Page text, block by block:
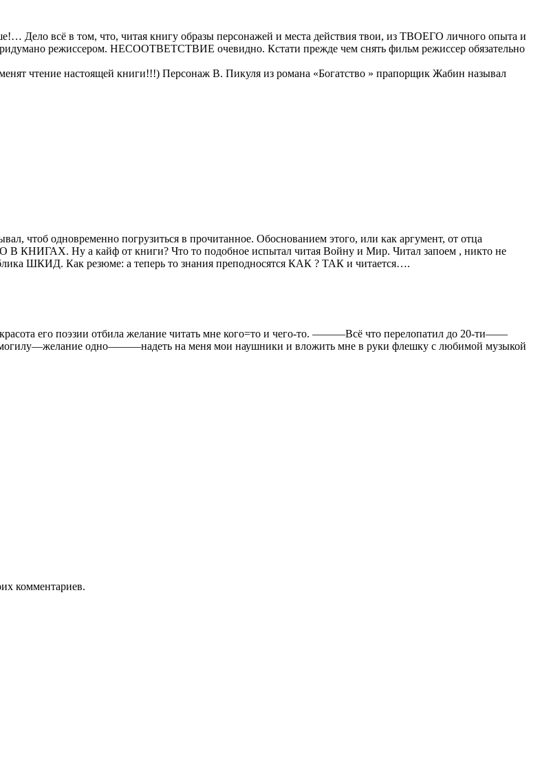
Дело всё в том, что, читая книгу образы персонажей и места действия твои, из ТВОЕГО личного опыта и
режиссером. НЕСООТВЕТСТВИЕ очевидно. Кстати прежде чем снять фильм режиссер обязательно
чтение настоящей книги!!!) Персонаж В. Пикуля из романа «Богатство » прапорщик Жабин называл
чтоб одновременно погрузиться в прочитанное. Обоснованием этого, или как аргумент, от отца
КНИГАХ. Ну а кайф от книги? Что то подобное испытал читая Войну и Мир. Читал запоем , никто не
ШКИД. Как резюме: а теперь то знания преподносятся КАК ? ТАК и читается….
его поэзии отбила желание читать мне кого=то и чего-то. ———Всё что перелопатил до 20-ти——
одно———надеть на меня мои наушники и вложить мне в руки флешку с любимой музыкой
комментариев.